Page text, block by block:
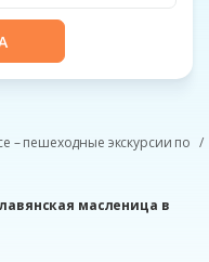
– пешеходные экскурсии по
масленица в